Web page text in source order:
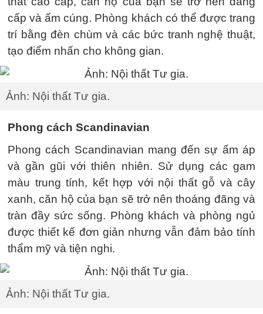
cấp và ấm cúng. Phòng khách có thể được trang
trí bằng đèn chùm và các bức tranh nghệ thuật,
tạo điểm nhấn cho không gian.
Ảnh: Nội thất Tư gia.
Phong cách Scandinavian
Phong cách Scandinavian mang đến sự ấm áp
và gần gũi với thiên nhiên. Sử dụng các gam
màu trung tính, kết hợp với nội thất gỗ và cây
xanh, căn hộ của bạn sẽ trở nên thoáng đãng và
tràn đầy sức sống. Phòng khách và phòng ngủ
được thiết kế đơn giản nhưng vẫn đảm bảo tính
thẩm mỹ và tiện nghi.
Ảnh: Nội thất Tư gia.